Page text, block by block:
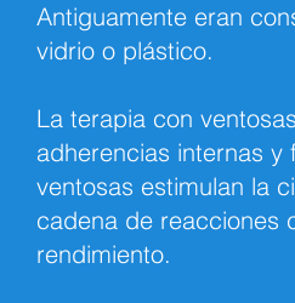
Antiguamente eran
vidrio o plástico.
La terapia con
adherencias internas
ventosas estimulan la
cadena de reacciones
rendimiento.